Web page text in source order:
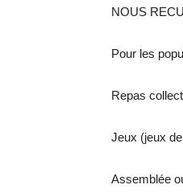
NOUS
Pour les
Repas
Jeux (jeux
Assemblée